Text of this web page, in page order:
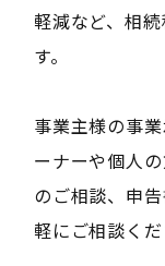
軽減など、相
す。
事業主様の事
ーナーや個人
のご相談、申
軽にご相談くだ